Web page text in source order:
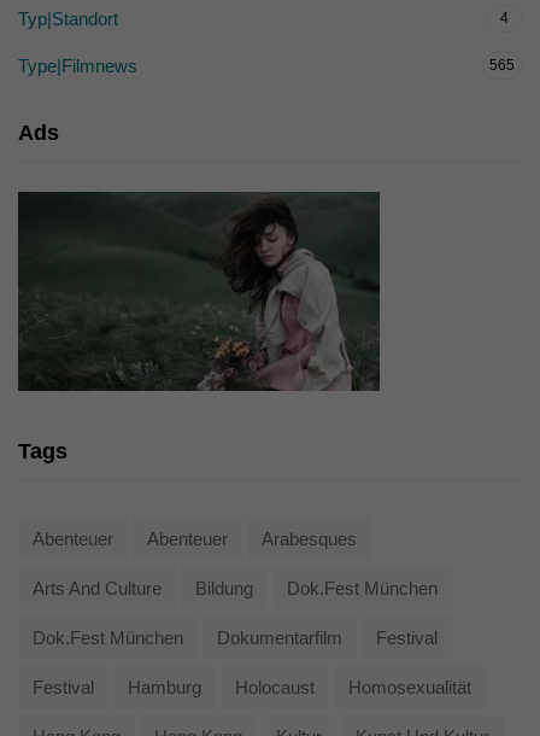
Typ|Standort 4
Type|Filmnews 565
Ads
Tags
Abenteuer Abenteuer Arabesques
Arts And Culture Bildung Dok.fest München
Dok.fest München Dokumentarfilm Festival
Festival Hamburg Holocaust Homosexualität